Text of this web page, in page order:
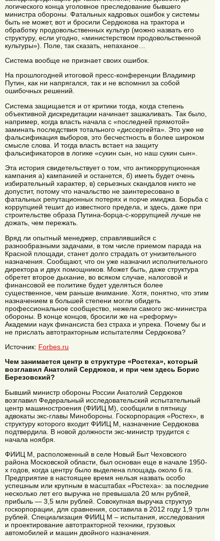
логического конца уголовное преследование бывшего
министра обороны. Фатальных кадровых ошибок у системы
быть не может, вот и бросили Сердюкова на трактора и
обработку продовольственных культур (можно назвать его
структуру, если угодно, «министерством продовольственной
культуры»). Поле, так сказать, непаханое…
Система вообще не признает своих ошибок.
На прошлогодней итоговой пресс-конференции Владимир
Путин, как ни напрягался, так и не вспомнил за собой
ошибочных решений.
Система защищается и от критики тогда, когда степень
объективной дискредитации начинает зашкаливать. Так было,
например, когда власть начала с «последней прямотой»
заминать последствия тотального «диссергейта». Это уже не
фальсификация выборов, это бесчестность в более широком
смысле слова. И тогда власть встает на защиту
фальсификаторов в логике «сукин сын, но наш сукин сын».
Эта история свидетельствует о том, что антикоррупционная
кампания а) кампанией и останется, б) иметь будет очень
избирательный характер, в) серьезных скандалов никто не
допустит, потому что начальство не заинтересовано в
фатальных репутационных потерях и порче имиджа. Борьба с
коррупцией тешит до известного предела, и здесь, даже при
строительстве образа Путина-борца-с-коррупцией лучше не
дожать, чем пережать.
Вряд ли опытный менеджер, справлявшийся с
разнообразными задачами, в том числе приемом парада на
Красной площади, станет долго страдать от унизительного
назначения. Сообщают, что он уже назначил исполнительного
директора и двух помощников. Может быть, даже структура
обретет второе дыхание, во всяком случае, налоговой и
финансовой ее политике будет уделяться более
существенное, чем раньше внимание. Хотя, понятно, что этим
назначением в большей степени могли обидеть
профессиональное сообщество, нежели самого экс-министра
обороны. В конце концов, бросили же на «реформу»
Академии наук финансиста без страха и упрека. Почему бы и
не прислать автотракторным испытателям Сердюкова?
Источник: Forbes.ru
Чем занимается центр в структуре «Ростеха», который
возглавил Анатолий Сердюков, и при чем здесь Борис
Березовский?
Бывший министр обороны России Анатолий Сердюков
возглавил Федеральный исследовательский испытательный
центр машиностроения (ФИИЦ М), сообщили в пятницу
адвокаты экс-главы Минобороны. Госкорпорация «Ростех», в
структуру которого входит ФИИЦ М, назначение Сердюкова
подтвердила. В новой должности экс-министр трудится с
начала ноября.
ФИИЦ М, расположенный в селе Новый Быт Чеховского
района Московской области, был основан еще в начале 1950-
х годов, когда центру было выделена площадь около 6 га.
Предприятие в настоящее время нельзя назвать особо
успешным или крупным в масштабах «Ростеха»: за последние
несколько лет его выручка не превышала 20 млн рублей,
прибыль — 3,5 млн рублей. Совокупная выручка структур
госкорпорации, для сравнения, составила в 2012 году 1,9 трлн
рублей. Специализация ФИИЦ М – испытания, исследования
и проектирование автотракторной техники, грузовых
автомобилей и машин двойного назначения.